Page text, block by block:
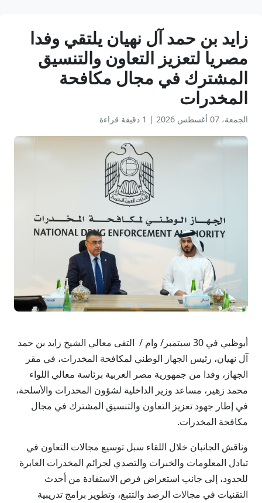
زايد بن حمد آل نهيان يلتقي وفدا
مصريا لتعزيز التعاون والتنسيق
المشترك في مجال مكافحة
المخدرات
الجمعة، 07 أغسطس 2026 | 1 دقيقة قراءة
أبوظبي في 30 سبتمبر/ وام / التقى معالي الشيخ زايد بن حمد
آل نهيان، رئيس الجهاز الوطني لمكافحة المخدرات، في مقر
الجهاز، وفدا من جمهورية مصر العربية برئاسة معالي اللواء
محمد زهير، مساعد وزير الداخلية لشؤون المخدرات والأسلحة،
في إطار جهود تعزيز التعاون والتنسيق المشترك في مجال
مكافحة المخدرات.
وناقش الجانبان خلال اللقاء سبل توسيع مجالات التعاون في
تبادل المعلومات والخبرات والتصدي لجرائم المخدرات العابرة
للحدود، إلى جانب استعراض فرص الاستفادة من أحدث
التقنيات في مجالات الرصد والتتبع، وتطوير برامج تدريبية